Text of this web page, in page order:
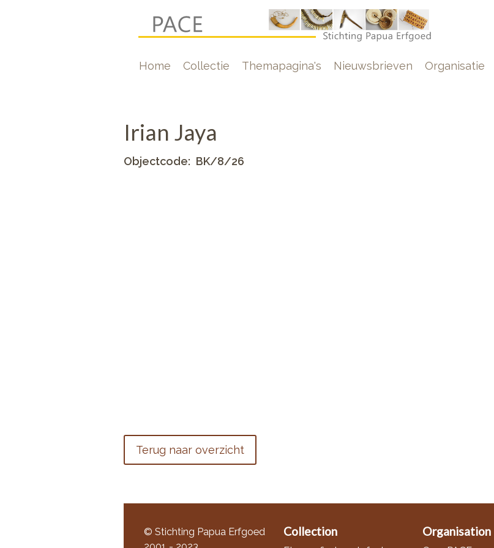
Hoofdnavigatie
Home Collectie Themapagina's Nieuwsbrieven Organisatie
Irian Jaya
Objectcode
BK/8/26
Terug naar overzicht
© Stichting Papua Erfgoed
Collection Organisation